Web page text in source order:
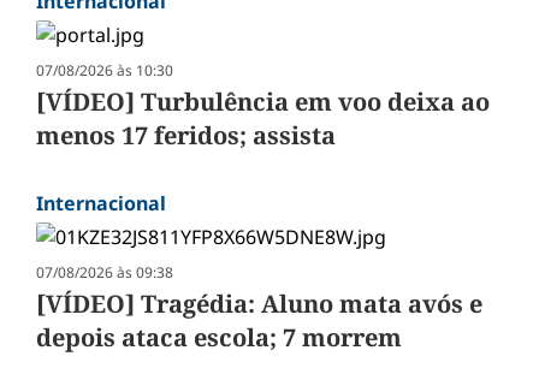
07/08/2026 às 10:30
[VÍDEO] Turbulência em voo deixa ao
menos 17 feridos; assista
Internacional
07/08/2026 às 09:38
[VÍDEO] Tragédia: Aluno mata avós e
depois ataca escola; 7 morrem